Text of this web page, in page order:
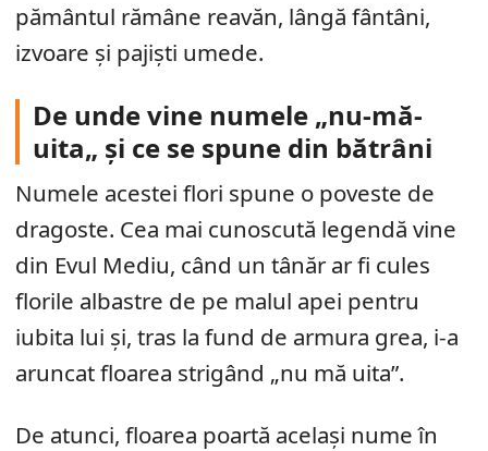
pământul rămâne reavăn, lângă fântâni,
izvoare și pajiști umede.
De unde vine numele „nu-mă-
uita„ și ce se spune din bătrâni
Numele acestei flori spune o poveste de
dragoste. Cea mai cunoscută legendă vine
din Evul Mediu, când un tânăr ar fi cules
florile albastre de pe malul apei pentru
iubita lui și, tras la fund de armura grea, i-a
aruncat floarea strigând „nu mă uita”.
De atunci, floarea poartă același nume în